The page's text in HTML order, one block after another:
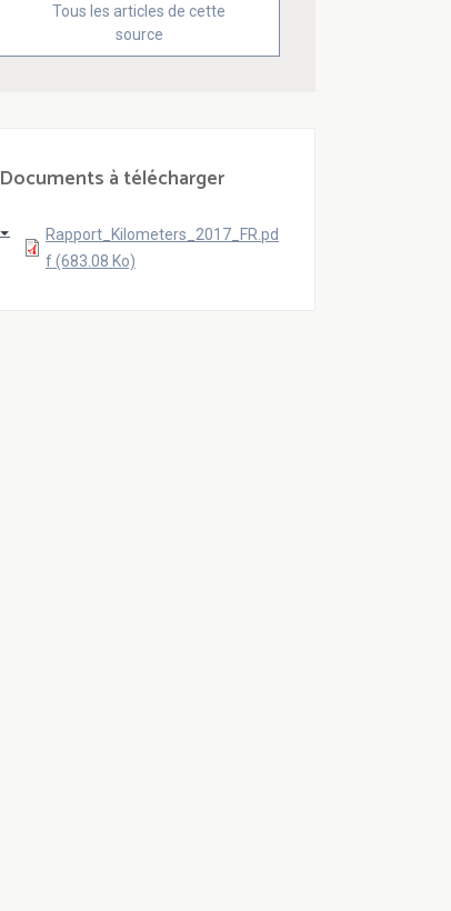
Tous les articles de cette
source
Documents à télécharger
Rapport_Kilometers_2017_FR.pd
f (683.08 Ko)